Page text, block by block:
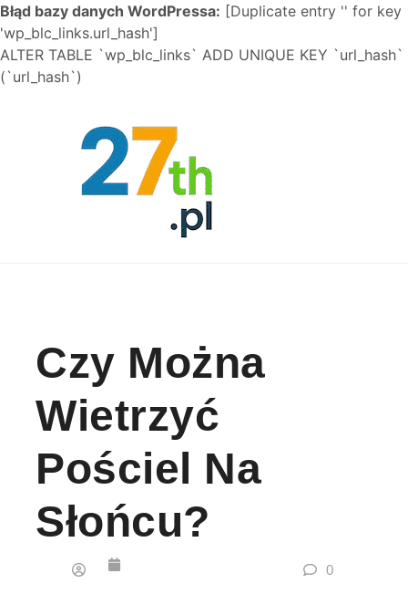
Błąd bazy danych WordPressa: [Duplicate entry '' for key
'wp_blc_links.url_hash']
ALTER TABLE `wp_blc_links` ADD UNIQUE KEY `url_hash`
(`url_hash`)
Czy Można
Wietrzyć
Pościel Na
Słońcu?
0